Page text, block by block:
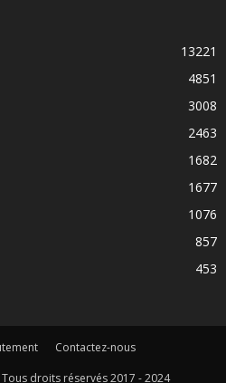
13221
4851
3008
2463
1682
1677
1076
857
453
Contactez-nous
droits réservés 2017 - 2024